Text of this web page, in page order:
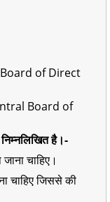
Board of Direct
Board of
निम्नलिखित है।-
चाहिए।
चाहिए जिससे की